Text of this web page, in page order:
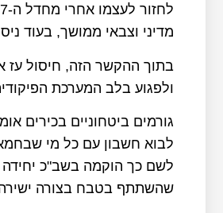
מדיני וצבאי ממושך, בעוד
בתוך ההקשר הזה, חיסול עז
ולפגוע בלב המערכת
גורמים ביטחוניים בכירים
לשם כך הוקמה בשב"כ יחידה
שהשתתף בטבח בצורה ישירה